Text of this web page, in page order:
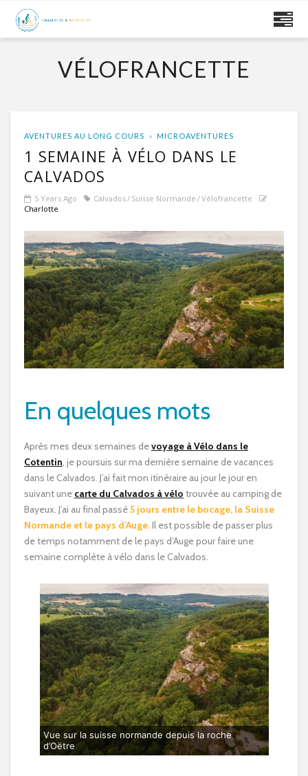
VÉLOFRANCETTE
AVENTURES AU LONG COURS MICROAVENTURES
1 SEMAINE À VÉLO DANS LE
CALVADOS
5 Years Ago Calvados Suisse Normande Vélofrancette
Charlotte
En quelques mots
Après mes deux semaines devoyage à Vélo dans le
Cotentin , je poursuis sur ma dernière semaine de vacances
dans le Calvados. J’ai fait mon itinéraire au jour le jour en
suivant une carte du Calvados à vélo trouvée au camping de
Bayeux. J’ai au final passé5 jours entre le bocage, la Suisse
Normande et le pays d’Auge.Il est possible de passer plus
de temps notamment de le pays d’Auge pour faire une
semaine complète à vélo dans le Calvados.
Vue sur la suisse normande depuis la roche
d’Oëtre